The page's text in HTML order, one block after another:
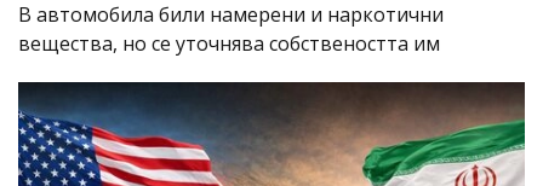
В автомобила били намерени и наркотични
вещества, но се уточнява собствеността им